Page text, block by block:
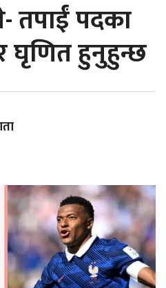
तपाईं पदका
घृणित हुनुहुन्छ